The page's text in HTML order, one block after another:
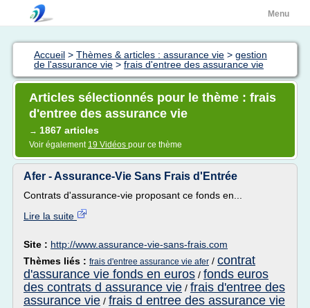
Menu
Accueil > Thèmes & articles : assurance vie > gestion
de l'assurance vie > frais d'entree des assurance vie
Articles sélectionnés pour le thème : frais
d'entree des assurance vie
→ 1867 articles
Voir également 19 Vidéos pour ce thème
Afer - Assurance-Vie Sans Frais d'Entrée
Contrats d'assurance-vie proposant ce fonds en...
Lire la suite
Site : http://www.assurance-vie-sans-frais.com
Thèmes liés : frais d'entree assurance vie afer / contrat
d'assurance vie fonds en euros / fonds euros
des contrats d assurance vie / frais d'entree des
assurance vie / frais d entree des assurance vie